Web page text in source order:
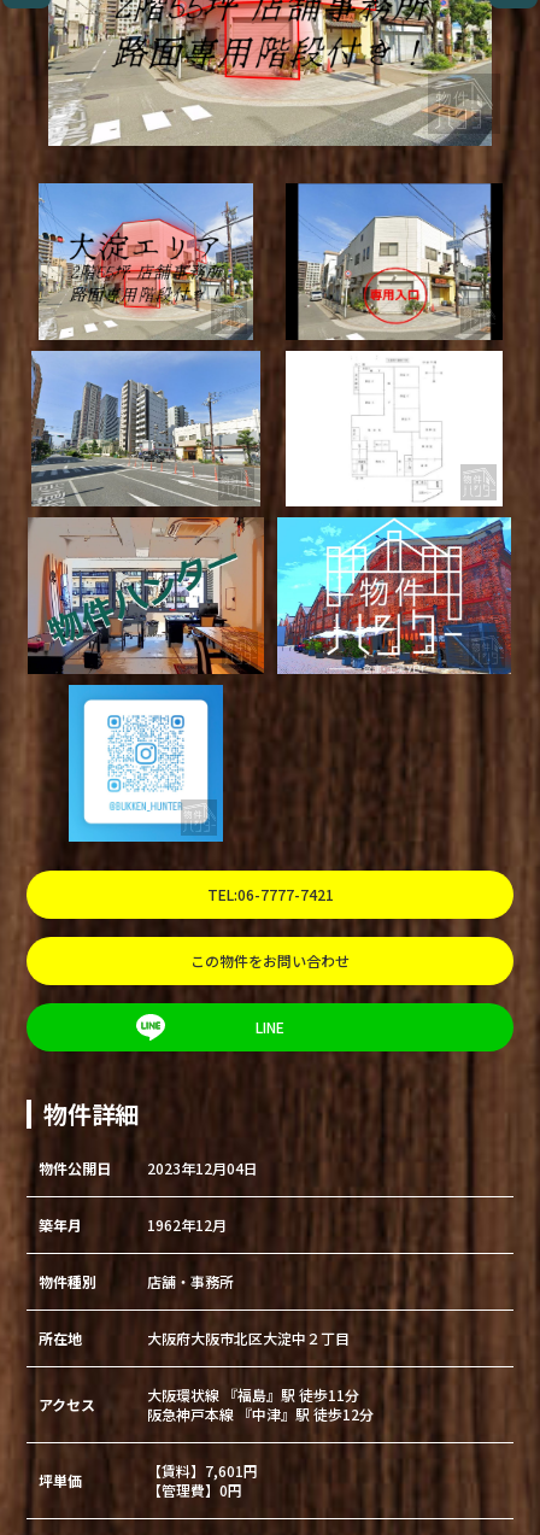
TEL:06-7777-7421
この物件をお問い合わせ
LINE
物件詳細
物件公開日 2023年12月04日
築年月 1962年12月
物件種別 店舗・事務所
所在地 大阪府大阪市北区大淀中２丁目
アクセス
大阪環状線 『福島』駅 徒歩11分
阪急神戸本線 『中津』駅 徒歩12分
坪単価
【賃料】7,601円
【管理費】0円